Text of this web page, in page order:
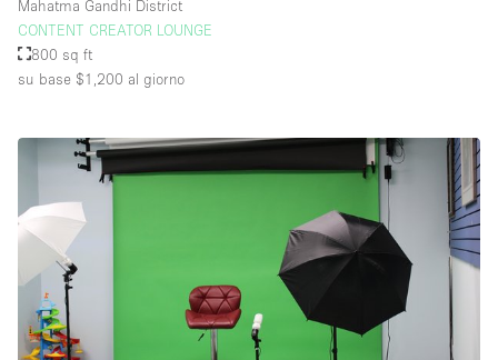
Piano terra su strada
Centro commerciale
Di sopra
Altro
Mahatma Gandhi District
CONTENT CREATOR LOUNGE
800 sq ft
su base $1,200 al giorno